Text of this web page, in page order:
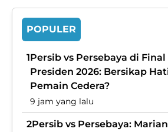
POPULER
1Persib vs Persebaya di Final
Presiden 2026: Bersikap
Pemain Cedera?
9 jam yang lalu
2Persib vs Persebaya: